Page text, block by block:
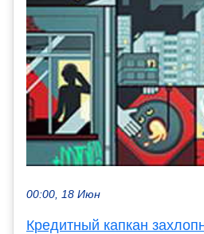
00:00, 18 Июн
Кредитный капкан